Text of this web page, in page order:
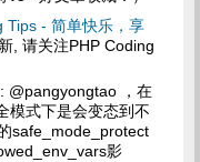
Tips - 简单快乐，享
, 请关注PHP Coding
@pangyongtao ，在
模式下是会变态到不
safe_mode_protect
影